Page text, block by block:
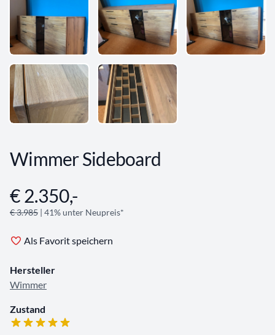
Wimmer Sideboard
Angebotsinformationen
€ 2.350,-
€ 3.985 | 41% unter Neupreis*
Als Favorit speichern
Hersteller
Wimmer
Zustand